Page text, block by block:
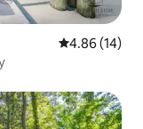
從 14 則評價
4.86 (14)